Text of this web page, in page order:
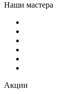
Наши мастера
Акции